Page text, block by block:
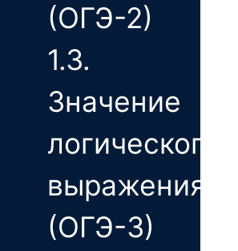
(ОГЭ-2)
1.3.
Значение
логического
выражения
(ОГЭ-3)